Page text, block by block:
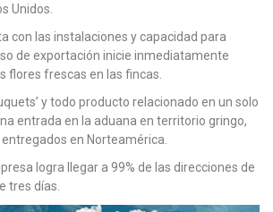
Unidos.
con las instalaciones y capacidad para
de exportación inicie inmediatamente
flores frescas en las fincas.
y todo producto relacionado en un solo
entrada en la aduana en territorio gringo,
en Norteamérica.
logra llegar a 99% de las direcciones de
tres días.